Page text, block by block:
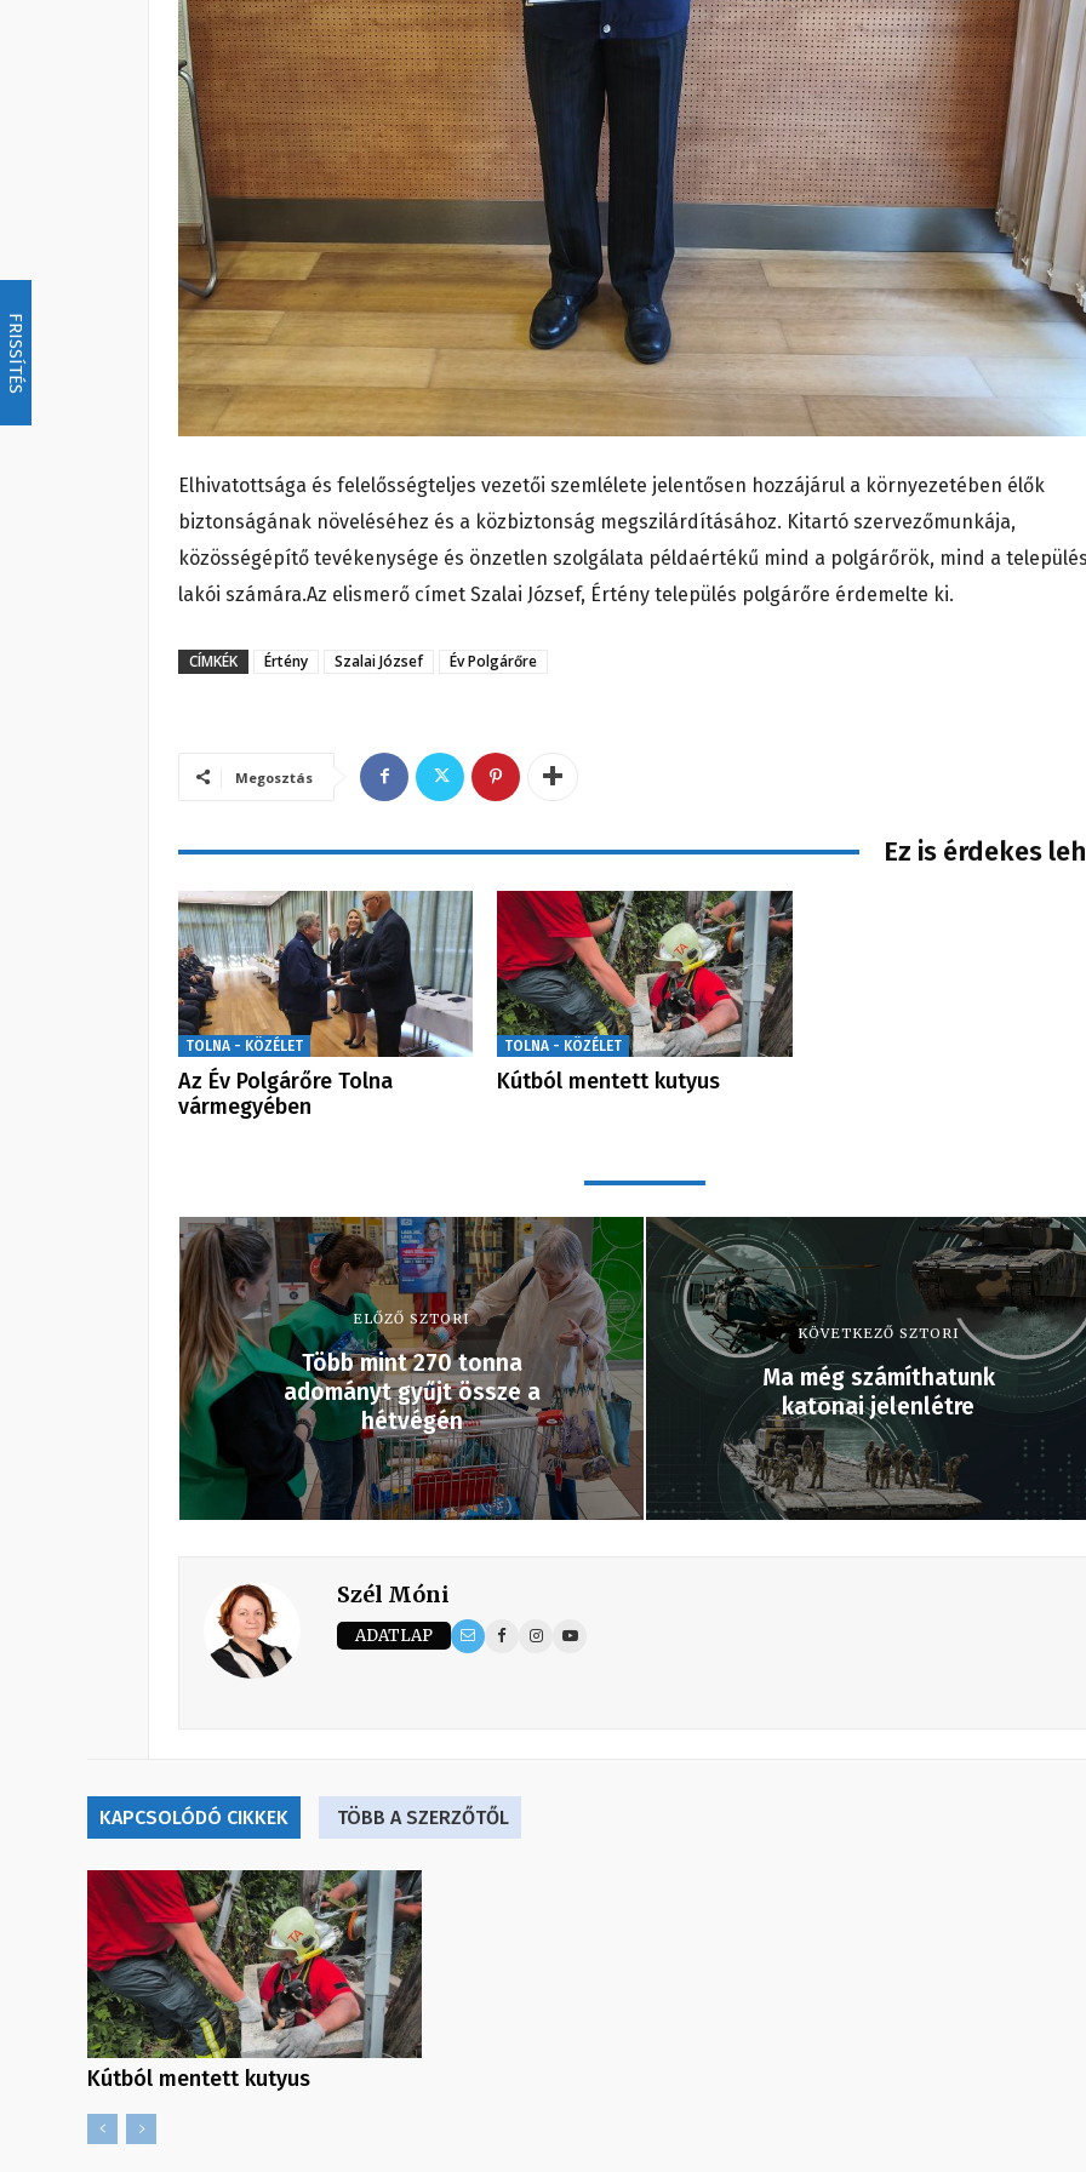
FRISSÍTÉS
Elhivatottsága és felelősségteljes vezetői szemlélete jelentősen hozzájárul a környezetében élők
biztonságának növeléséhez és a közbiztonság megszilárdításához. Kitartó szervezőmunkája,
közösségépítő tevékenysége és önzetlen szolgálata példaértékű mind a polgárőrök, mind a település
lakói számára.Az elismerő címet Szalai József, Értény település polgárőre érdemelte ki.
CÍMKÉK Értény Szalai József Év Polgárőre
Megosztás
Ez is érdekes
TOLNA - KÖZÉLET
Az Év Polgárőre Tolna
vármegyében
TOLNA - KÖZÉLET
Kútból mentett kutyus
ELŐZŐ SZTORI
Több mint 270 tonna
adományt gyűjt össze a
hétvégén
KÖVETKEZŐ SZTORI
Ma még számíthatunk
katonai jelenlétre
Szél Móni
ADATLAP
KAPCSOLÓDÓ CIKKEK TÖBB A SZERZŐTŐL
Kútból mentett kutyus